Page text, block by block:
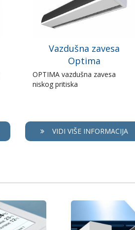
Vazdušna zavesa
Optima
OPTIMA vazdušna zavesa
niskog pritiska
VIDI VIŠE INFORMACIJA